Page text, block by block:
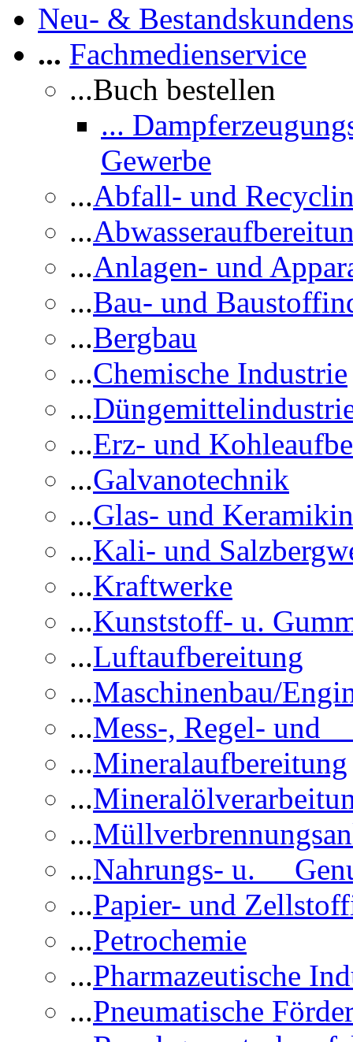
Neu- &
... Fachmedienservice
...Buch bestellen
...
Gewerbe
...Abfall- und
...
...Anlagen- und
...Bau- und
...Bergbau
...Chemische Industrie
...
...Erz- und
...Galvanotechnik
...Glas- und
...Kali- und
...Kraftwerke
...Kunststoff- u.
...Luftaufbereitung
...Maschinenbau/
...Mess-, Regel- und
...Mineralaufbereitung
...
...
...Nahrungs- u.
...Papier- und
...Petrochemie
...Pharmazeutische
...Pneumatische